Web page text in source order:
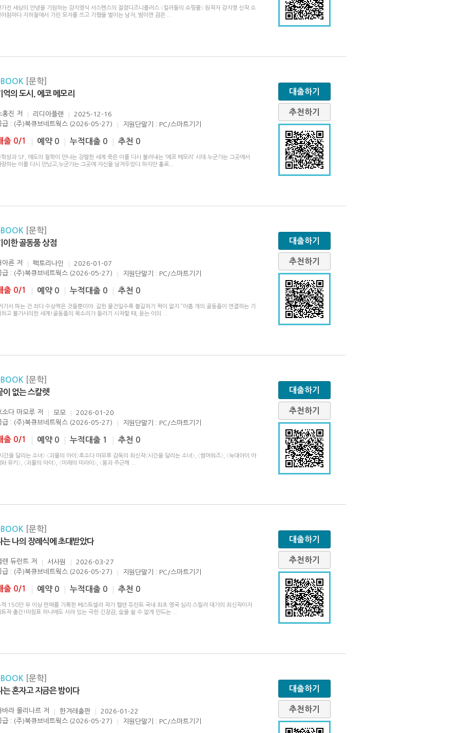
가진 세상의 안녕을 기원하는 강지영식 서스펜스의 절정디즈니플러스 〈킬러들의 쇼핑몰〉 원작자 강지영 신작 소
아침마다 지하철에서 기린 모자를 쓰고 기행을 벌이는 남자, 밤이면 검은
[문학]
억의 도시, 에코 메모리
홍진 저 리디아플랜
2025-12-16
급 : (주)북큐브네트웍스 (2026-05-27)
지원단말기 : PC/스마트기기
출 0/1 예약 0 누적대출 0 추천 0
학성과 SF, 애도의 철학이 만나는 강렬한 세계.죽은 이를 다시 불러내는 ‘에코 메모리’ 시대.누군가는 그곳에서
랑하는 이를 다시 만났고,누군가는 그곳에 자신을 남겨두었다.하지만 홀로
대출하기
추천하기
[문학]
이한 골동품 상점
아른 저 팩토리나인
2026-01-07
급 : (주)북큐브네트웍스 (2026-05-27)
지원단말기 : PC/스마트기기
출 0/1 예약 0 누적대출 0 추천 0
기서 파는 건 죄다 수상쩍은 것들뿐이야. 길한 물건일수록 불길하기 짝이 없지.”아홉 개의 골동품이 연결하는 기
하고 불가사의한 세계!골동품의 목소리가 들리기 시작할 때, 듣는 이의
대출하기
추천하기
[문학]
이 없는 스칼렛
소다 마모루 저 모모
2026-01-20
급 : (주)북큐브네트웍스 (2026-05-27)
지원단말기 : PC/스마트기기
출 0/1 예약 0 누적대출 1 추천 0
간을 달리는 소녀〉 〈괴물의 아이〉호소다 마모루 감독의 최신작〈시간을 달리는 소녀〉, 〈썸머워즈〉, 〈늑대아이 아
유키〉, 〈괴물의 아이〉, 〈미래의 미라이〉, 〈용과 주근깨
대출하기
추천하기
[문학]
는 나의 장례식에 초대받았다
렌 듀런트 저 서사원
2026-03-27
급 : (주)북큐브네트웍스 (2026-05-27)
지원단말기 : PC/스마트기기
출 0/1 예약 0 누적대출 0 추천 0
적 150만 부 이상 판매를 기록한 베스트셀러 작가 헬렌 듀런트 국내 최초 영국 심리 스릴러 대가의 최신작이자
트작 출간!마침표 하나에도 서려 있는 극한 긴장감, 숨을 쉴 수 없게 만드는
대출하기
추천하기
[문학]
는 혼자고 지금은 밤이다
바라 몰리나르 저 한겨레출판
2026-01-22
급 : (주)북큐브네트웍스 (2026-05-27)
지원단말기 : PC/스마트기기
대출하기
추천하기